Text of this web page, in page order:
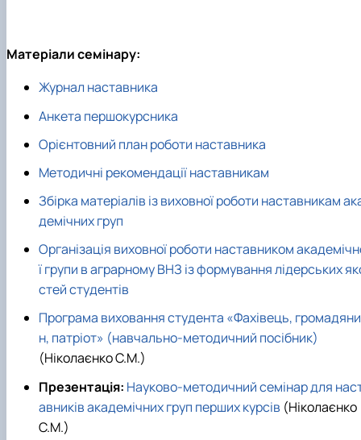
Матеріали семінару:
Журнал наставника
Анкета першокурсника
Орієнтовний план роботи наставника
Методичні рекомендації наставникам
Збірка матеріалів із виховної роботи наставникам
демічних груп
Організація виховної роботи наставником
ї групи в аграрному ВНЗ із формування лідерських
стей студентів
Програма виховання студента «Фахівець, громадяни
н, патріот» (навчально-методичний посібник)
(Ніколаєнко С.М.)
Презентація: Науково-методичний семінар для
авників академічних груп перших курсів (Ніколаєнко
С.М.)